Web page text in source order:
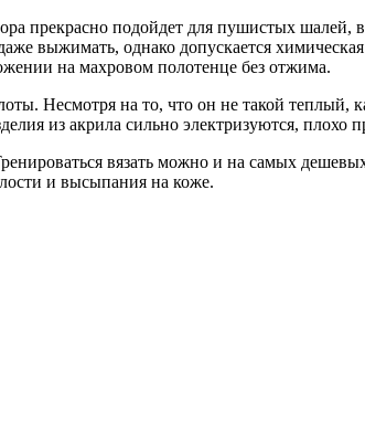
прекрасно подойдет для пушистых шалей,
выжимать, однако допускается
на махровом полотенце без отжима.
Несмотря на то, что он не такой теплый,
из акрила сильно электризуются, плохо
вязать можно и на самых
и высыпания на коже.